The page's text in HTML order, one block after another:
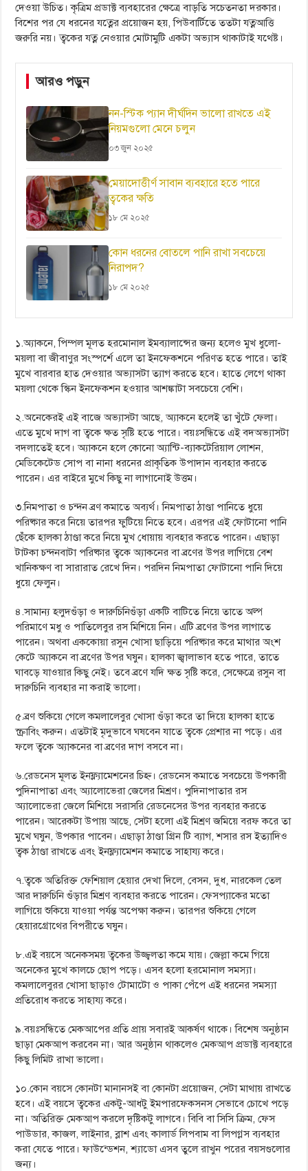
দেওয়া উচিত। কৃত্রিম প্রডাক্ট ব্যবহারের ক্ষেত্রে বাড়তি সচেতনতা দরকার।
বিশের পর যে ধরনের যত্নের প্রয়োজন হয়, পিউবার্টিতে ততটা যত্নআত্তি
জরুরি নয়। ত্বকের যত্ন নেওয়ার মোটামুটি একটা অভ্যাস থাকাটাই যথেষ্ট।
আরও পড়ুন
নন-স্টিক প্যান দীর্ঘদিন ভালো রাখতে এই
নিয়মগুলো মেনে চলুন
০৩ জুন ২০২৫
মেয়াদোত্তীর্ণ সাবান ব্যবহারে হতে পারে
ত্বকের ক্ষতি
১৮ মে ২০২৫
কোন ধরনের বোতলে পানি রাখা সবচেয়ে
নিরাপদ?
১৮ মে ২০২৫
১.অ্যাকনে, পিম্পল মূলত হরমোনাল ইমব্যালান্সের জন্য হলেও মুখ ধুলো-
ময়লা বা জীবাণুর সংস্পর্শে এলে তা ইনফেকশনে পরিণত হতে পারে। তাই
মুখে বারবার হাত দেওয়ার অভ্যাসটা ত্যাগ করতে হবে। হাতে লেগে থাকা
ময়লা থেকে স্কিন ইনফেকশন হওয়ার আশঙ্কাটা সবচেয়ে বেশি।
২.অনেকেরই এই বাজে অভ্যাসটা আছে, অ্যাকনে হলেই তা খুঁটে ফেলা।
এতে মুখে দাগ বা ত্বকে ক্ষত সৃষ্টি হতে পারে। বয়ঃসন্ধিতে এই বদঅভ্যাসটা
বদলাতেই হবে। অ্যাকনে হলে কোনো অ্যান্টি-ব্যাকটেরিয়াল লোশন,
মেডিকেটেড সোপ বা নানা ধরনের প্রাকৃতিক উপাদান ব্যবহার করতে
পারেন। এর বাইরে মুখে কিছু না লাগানোই উত্তম।
৩.নিমপাতা ও চন্দন ব্রণ কমাতে অব্যর্থ। নিমপাতা ঠাণ্ডা পানিতে ধুয়ে
পরিষ্কার করে নিয়ে তারপর ফুটিয়ে নিতে হবে। এরপর এই ফোটানো পানি
ছেঁঁকে হালকা ঠাণ্ডা করে নিয়ে মুখ ধোয়ায় ব্যবহার করতে পারেন। এছাড়া
টাটকা চন্দনবাটা পরিষ্কার ত্বকে অ্যাকনের বা ব্রণের উপর লাগিয়ে বেশ
খানিকক্ষণ বা সারারাত রেখে দিন। পরদিন নিমপাতা ফোটানো পানি দিয়ে
ধুয়ে ফেলুন।
৪.সামান্য হলুদগুঁড়া ও দারুচিনিগুঁড়া একটি বাটিতে নিয়ে তাতে অল্প
পরিমাণে মধু ও পাতিলেবুর রস মিশিয়ে নিন। এটি ব্রণের উপর লাগাতে
পারেন। অথবা এককোয়া রসুন খোসা ছাড়িয়ে পরিষ্কার করে মাথার অংশ
কেটে অ্যাকনে বা ব্রণের উপর ঘষুন। হালকা জ্বালাভাব হতে পারে, তাতে
ঘাবড়ে যাওয়ার কিছু নেই। তবে ব্রণে যদি ক্ষত সৃষ্টি করে, সেক্ষেত্রে রসুন বা
দারুচিনি ব্যবহার না করাই ভালো।
৫.ব্রণ শুকিয়ে গেলে কমলালেবুর খোসা গুঁড়া করে তা দিয়ে হালকা হাতে
স্ক্রাবিং করুন। এতটাই মৃদুভাবে ঘষবেন যাতে ত্বকে প্রেশার না পড়ে। এর
ফলে ত্বকে অ্যাকনের বা ব্রণের দাগ বসবে না।
৬.রেডনেস মূলত ইনফ্ল্যামেশনের চিহ্ন। রেডনেস কমাতে সবচেয়ে উপকারী
পুদিনাপাতা এবং অ্যালোভেরা জেলের মিশ্রণ। পুদিনাপাতার রস
অ্যালোভেরা জেলে মিশিয়ে সরাসরি রেডনেসের উপর ব্যবহার করতে
পারেন। আরেকটা উপায় আছে, সেটা হলো এই মিশ্রণ জমিয়ে বরফ করে তা
মুখে ঘষুন, উপকার পাবেন। এছাড়া ঠাণ্ডা গ্রিন টি ব্যাগ, শসার রস ইত্যাদিও
ত্বক ঠাণ্ডা রাখতে এবং ইনফ্ল্যামেশন কমাতে সাহায্য করে।
৭.ত্বকে অতিরিক্ত ফেশিয়াল হেয়ার দেখা দিলে, বেসন, দুধ, নারকেল তেল
আর দারুচিনি গুঁড়ার মিশ্রণ ব্যবহার করতে পারেন। ফেসপ্যাকের মতো
লাগিয়ে শুকিয়ে যাওয়া পর্যন্ত অপেক্ষা করুন। তারপর শুকিয়ে গেলে
হেয়ারগ্রোথের বিপরীতে ঘষুন।
৮.এই বয়সে অনেকসময় ত্বকের উজ্জ্বলতা কমে যায়। জেল্লা কমে গিয়ে
অনেকের মুখে কালচে ছোপ পড়ে। এসব হলো হরমোনাল সমস্যা।
কমলালেবুরর খোসা ছাড়াও টোমাটো ও পাকা পেঁপে এই ধরনের সমস্যা
প্রতিরোধ করতে সাহায্য করে।
৯.বয়ঃসন্ধিতে মেকআপের প্রতি প্রায় সবারই আকর্ষণ থাকে। বিশেষ অনুষ্ঠান
ছাড়া মেকআপ করবেন না। আর অনুষ্ঠান থাকলেও মেকআপ প্রডাক্ট ব্যবহারে
কিছু লিমিট রাখা ভালো।
১০.কোন বয়সে কোনটা মানানসই বা কোনটা প্রয়োজন, সেটা মাথায় রাখতে
হবে। এই বয়সে ত্বকের একটু-আধটু ইমপারফেকসনস সেভাবে চোখে পড়ে
না। অতিরিক্ত মেকআপ করলে দৃষ্টিকটু লাগবে। বিবি বা সিসি ক্রিম, ফেস
পাউডার, কাজল, লাইনার, ব্লাশ এবং কালার্ড লিপবাম বা লিপগ্লস ব্যবহার
করা যেতে পারে। ফাউন্ডেশন, শ্যাডো এসব তুলে রাখুন পরের বয়সগুলোর
জন্য।